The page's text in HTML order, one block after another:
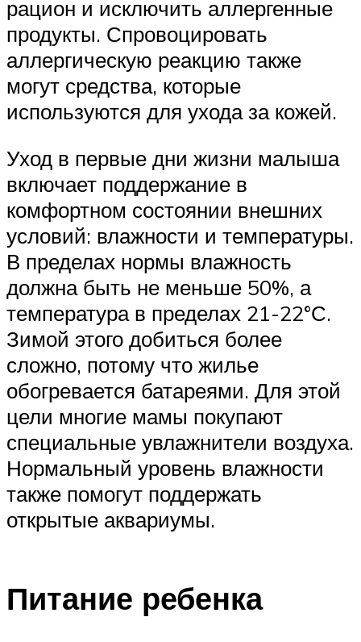
рацион и исключить аллергенные
продукты. Спровоцировать
аллергическую реакцию также
могут средства, которые
используются для ухода за кожей.
Уход в первые дни жизни малыша
включает поддержание в
комфортном состоянии внешних
условий: влажности и температуры.
В пределах нормы влажность
должна быть не меньше 50%, а
температура в пределах 21-22°С.
Зимой этого добиться более
сложно, потому что жилье
обогревается батареями. Для этой
цели многие мамы покупают
специальные увлажнители воздуха.
Нормальный уровень влажности
также помогут поддержать
открытые аквариумы.
Питание ребенка